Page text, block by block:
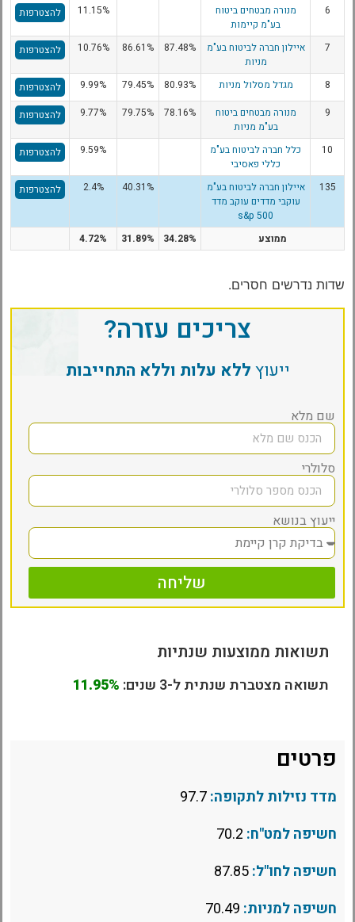
6
מנורה מבטחים ביטוח
בע"מ קיימות
11.15% להצטרפות
7
איילון חברה לביטוח בע"מ
מניות
87.48%
86.61%
10.76% להצטרפות
8 מגדל מסלול מניות 80.93%
79.45%
9.99%
להצטרפות
9
מנורה מבטחים ביטוח
בע"מ מניות
78.16%
79.75%
9.77% להצטרפות
10
כלל חברה לביטוח בע"מ
כללי פאסיבי
9.59% להצטרפות
135
איילון חברה לביטוח בע"מ
עוקבי מדדים עוקב מדד
s&p 500
40.31%
2.4% להצטרפות
ממוצע 34.28%
31.89%
4.72%
שדות נדרשים חסרים.
צריכים עזרה?
ייעוץללא עלות וללא התחייבות
שם מלא
סלולרי
ייעוץ בנושא
שליחה
תשואות ממוצעות שנתיות
תשואה מצטברת שנתית ל-3 שנים: 11.95%
פרטים
מדד נזילות לתקופה:
חשיפה למט"ח:
חשיפה לחו"ל:
חשיפה למניות: